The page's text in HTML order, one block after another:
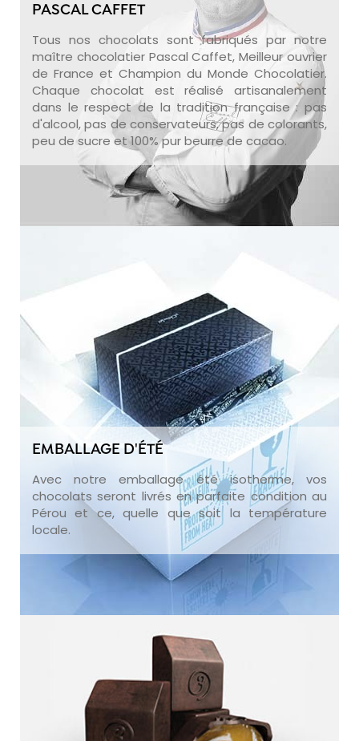
PASCAL CAFFET
Tous nos chocolats sont fabriqués par notre
maître chocolatier Pascal Caffet, Meilleur ouvrier
de France et Champion du Monde Chocolatier.
Chaque chocolat est réalisé artisanalement
dans le respect de la tradition française : pas
d'alcool, pas de conservateurs, pas de colorants,
peu de sucre et 100% pur beurre de cacao.
EMBALLAGE D'ÉTÉ
Avec notre emballage été isotherme, vos
chocolats seront livrés en parfaite condition au
Pérou et ce, quelle que soit la température
locale.